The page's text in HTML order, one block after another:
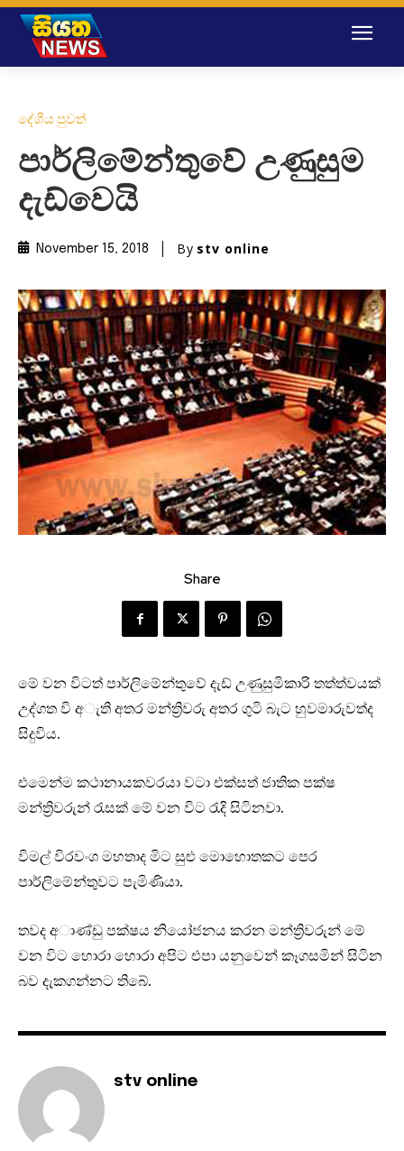
දේශීය පුවත්
පාර්ලිමේන්තුවේ උණුසුම
දැඩ්වෙයි
November 15, 2018 By stv online
Share
මේ වන විටත් පාර්ලිමේන්තුවේ දැඩ් උණුසුමිකාරි තත්ත්වයක්
උද්ගත වි අැති අතර මන්ත්‍රිවරු අතර ගුටි බැට හුවමාරුවත්ද
සිදුවිය.
එමෙන්ම කථානායකවරයා වටා එක්සත් ජාතික පක්ෂ
මන්ත්‍රිවරුන් රැසක් මේ වන විට රැදි සිටිනවා.
විමල් විරවංශ මහතාද මිට සුළු මොහාෙතකට පෙර
පාර්ලිමේන්තුවට පැමිණියා.
තවද අාණ්ඩු පක්ෂය නියෝජනය කරන මන්ත්‍රිවරුන් මේ
වන විට හොරා හොරා අපිට එපා යනුවෙන් කෑගසමින් සිටින
බව දැකගන්නට තිබේ.
stv online